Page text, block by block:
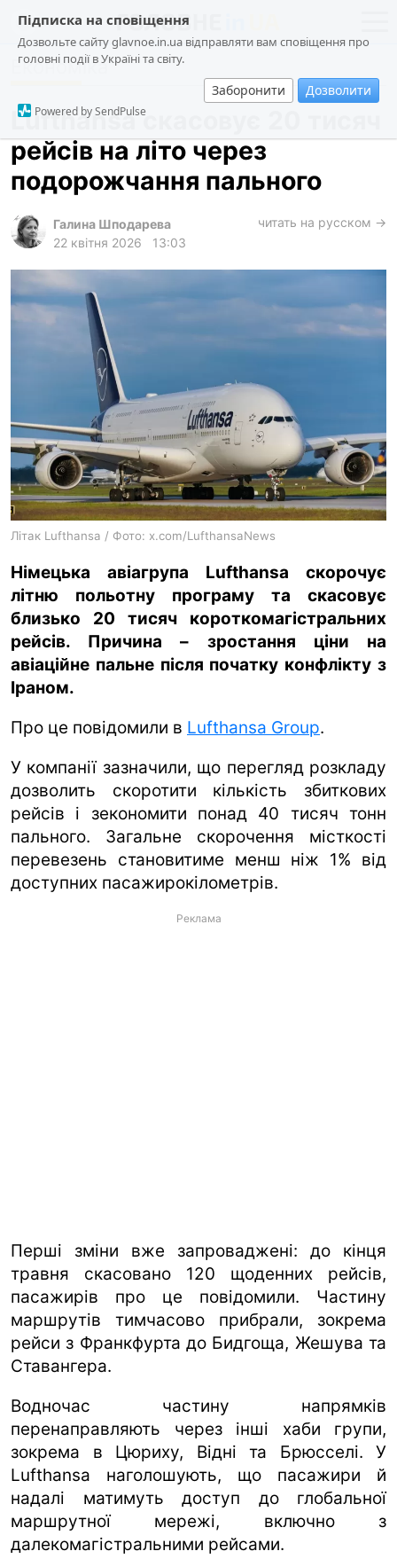
Підписка на сповіщення
Дозвольте сайту glavnoe.in.ua відправляти вам сповіщення про
головні події в Україні та світу.
Заборонити Дозволити
Powered by SendPulse
новини
про проєкт
суспільство
події
кримінал
архів
gambling
ua ru en
Економіка
Lufthansa скасовує 20 тисяч
рейсів на літо через
подорожчання пального
Галина Шподарева
22 квітня 2026
13:03
читать на русском →
Літак Lufthansa / Фото: x.com/LufthansaNews
Німецька авіагрупа Lufthansa скорочує
літню польотну програму та скасовує
близько 20 тисяч короткомагістральних
рейсів. Причина – зростання ціни на
авіаційне пальне після початку конфлікту з
Іраном.
Про це повідомили в Lufthansa Group.
У компанії зазначили, що перегляд розкладу
дозволить скоротити кількість збиткових
рейсів і зекономити понад 40 тисяч тонн
пального. Загальне скорочення місткості
перевезень становитиме менш ніж 1% від
доступних пасажирокілометрів.
Реклама
Перші зміни вже запроваджені: до кінця
травня скасовано 120 щоденних рейсів,
пасажирів про це повідомили. Частину
маршрутів тимчасово прибрали, зокрема
рейси з Франкфурта до Бидгоща, Жешува та
Ставангера.
Водночас частину напрямків
перенаправляють через інші хаби групи,
зокрема в Цюриху, Відні та Брюсселі. У
Lufthansa наголошують, що пасажири й
надалі матимуть доступ до глобальної
маршрутної мережі, включно з
далекомагістральними рейсами.